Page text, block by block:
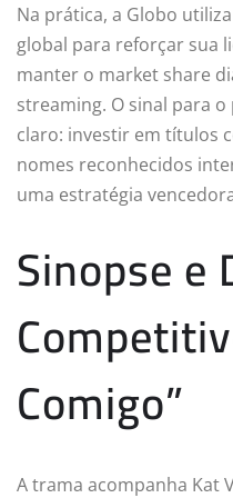
Na prática, a Globo
global para reforçar sua
manter o market share
streaming. O sinal para
claro: investir em títulos
nomes reconhecidos
uma estratégia
Sinopse e
Comigo”
A trama acompanha Kat